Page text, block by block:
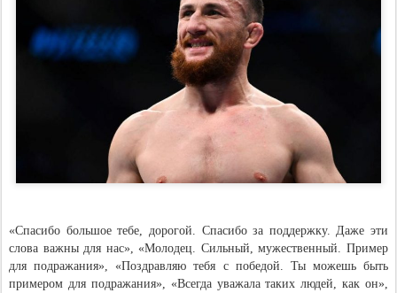
«Спасибо большое тебе, дорогой. Спасибо за поддержку. Даже эти
слова важны для нас», «Молодец. Сильный, мужественный. Пример
для подражания», «Поздравляю тебя с победой. Ты можешь быть
примером для подражания», «Всегда уважала таких людей, как он»,